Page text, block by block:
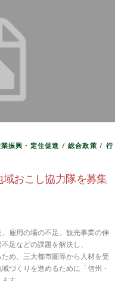
振興・定住促進 /総合政策 / 行
おこし協力隊を募集
雇用の場の不足、観光事業の伸
足などの課題を解決し、
め、三大都市圏等から人材を受
づくりを進めるために「信州・